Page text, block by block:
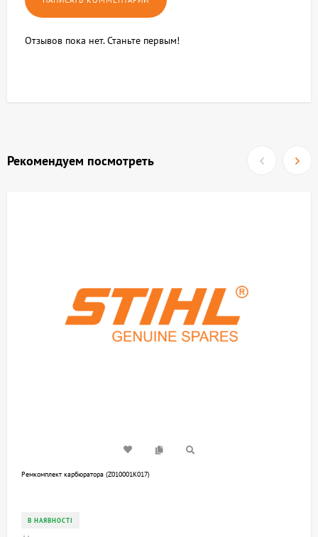
Отзывов пока нет. Станьте первым!
Рекомендуем посмотреть
Ремкомплект карбюратора (Z010001K017)
В НАЯВНОСТІ